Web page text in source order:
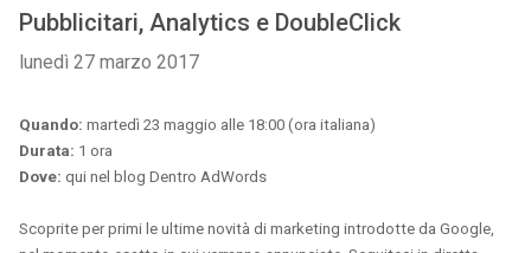
Pubblicitari, Analytics e DoubleClick
lunedì 27 marzo 2017
Quando: martedì 23 maggio alle 18:00 (ora italiana)
Durata: 1 ora
Dove: qui nel blog Dentro AdWords
Scoprite per primi le ultime novità di marketing introdotte da Google,